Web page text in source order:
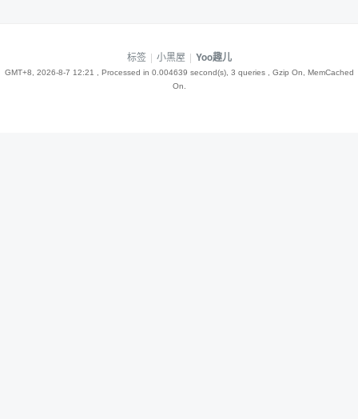
标签 | 小黑屋 | Yoo趣儿
GMT+8, 2026-8-7 12:21
, Processed in 0.004639 second(s), 3 queries , Gzip On, MemCached
On.